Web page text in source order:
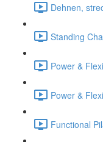
Dehnen,
Standing
Power &
Power &
Functional